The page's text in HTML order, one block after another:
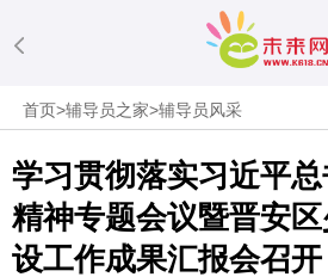
首页>辅导员之家>辅导员风采
学习贯彻落实习近平
精神专题会议暨晋安
设工作成果汇报会召开